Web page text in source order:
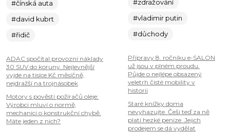
#čínská auta
#david kubrt
#řidič
ADAC spočítal provozní náklady
30 SUV do koruny. Nejlevnější
vyjde na tisíce Kč měsíčně,
nejdražší na trojnásobek
Motory s pověstí požíračů oleje:
Výrobci mluví o normě,
mechanici o konstrukční chybě.
Máte jeden z nich?
#zdražování
#vladimir putin
#důchody
Přípravy 8. ročníku e-SALON
už jsou v plném proudu.
Půjde o nejlépe obsazený
veletrh čisté mobility v
historii
Staré knížky doma
nevyhazujte. Češi teď za ně
platí hezké peníze. Jejich
prodejem se dá vydělat